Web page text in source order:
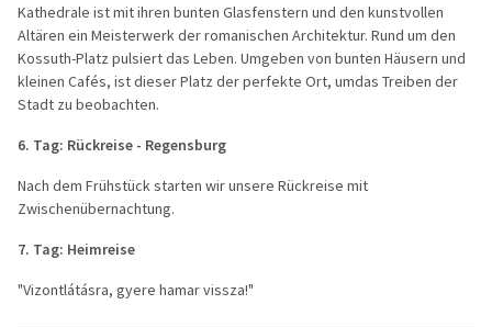
Kathedrale ist mit ihren bunten Glasfenstern und den kunstvollen
Altären ein Meisterwerk der romanischen Architektur. Rund um den
Kossuth-Platz pulsiert das Leben. Umgeben von bunten Häusern und
kleinen Cafés, ist dieser Platz der perfekte Ort, umdas Treiben der
Stadt zu beobachten.
6. Tag: Rückreise - Regensburg
Nach dem Frühstück starten wir unsere Rückreise mit
Zwischenübernachtung.
7. Tag: Heimreise
"Vizontlátásra, gyere hamar vissza!"